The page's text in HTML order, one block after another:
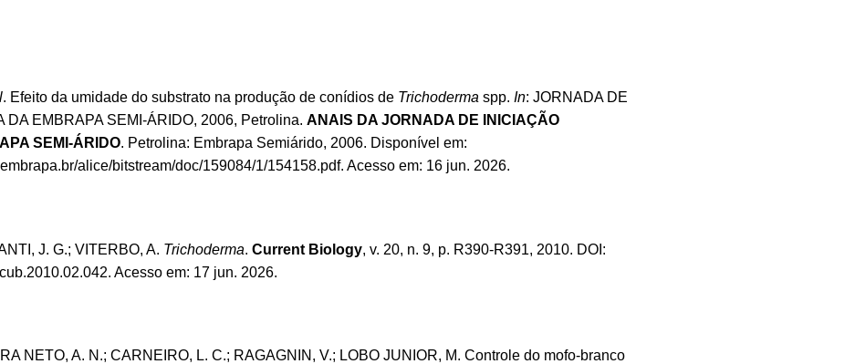
. Efeito da umidade do substrato na produção de conídios de Trichoderma spp. In: JORNADA DE
DA EMBRAPA SEMI-ÁRIDO, 2006, Petrolina. ANAIS DA JORNADA DE INICIAÇÃO
SEMI-ÁRIDO. Petrolina: Embrapa Semiárido, 2006. Disponível em:
alice/bitstream/doc/159084/1/154158.pdf. Acesso em: 16 jun. 2026.
J. G.; VITERBO, A. Trichoderma. Current Biology, v. 20, n. 9, p. R390-R391, 2010. DOI:
. Acesso em: 17 jun. 2026.
NETO, A. N.; CARNEIRO, L. C.; RAGAGNIN, V.; LOBO JUNIOR, M. Controle do mofo-branco